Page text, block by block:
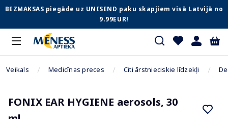
BEZMAKSAS piegāde uz UNISEND paku skapjiem visā Latvijā no
9.99EUR!
Veikals Medicīnas preces Citi ārstnieciskie līdzekļi
FONIX EAR HYGIENE aerosols, 30